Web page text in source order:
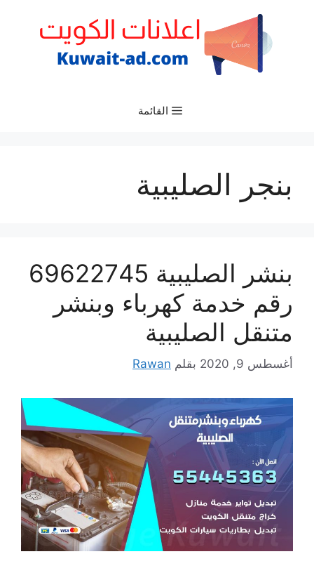
القائمة
بنجر الصليبية
بنشر الصليبية 69622745
رقم خدمة كهرباء وبنشر
متنقل الصليبية
أغسطس 9, 2020 بقلم Rawan